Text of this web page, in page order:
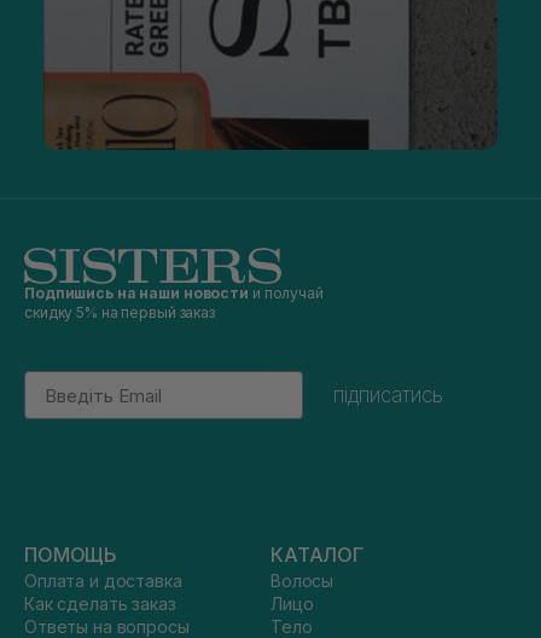
Подпишись на наши новости и получай
скидку 5% на первый заказ
Email
підписатись
ПОМОЩЬ
Оплата и доставка
Как сделать заказ
Ответы на вопросы
КАТАЛОГ
Волосы
Лицо
Тело